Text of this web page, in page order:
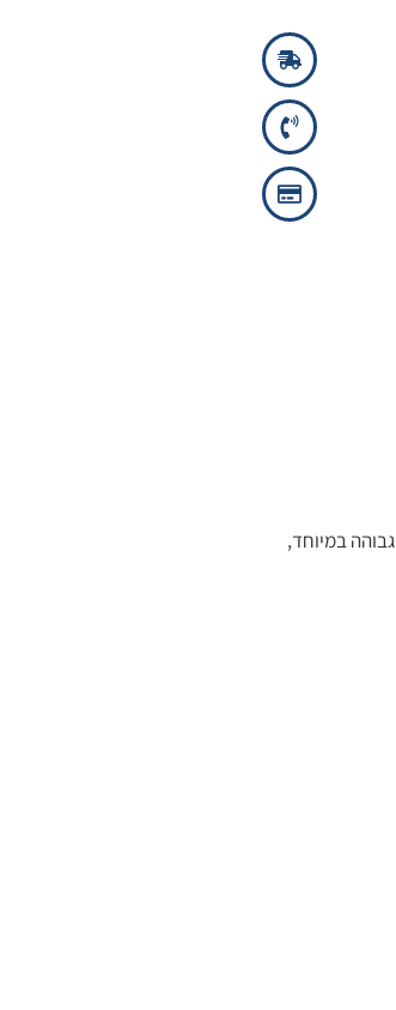
במיוחד,